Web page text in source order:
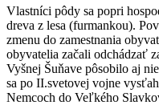
Vlastníci pôdy sa popri
dreva z lesa (furmankou).
zmenu do zamestnania
obyvatelia začali odchádzať
Vyšnej Šuňave pôsobilo aj
sa po II.svetovej vojne
Nemcoch do Veľkého